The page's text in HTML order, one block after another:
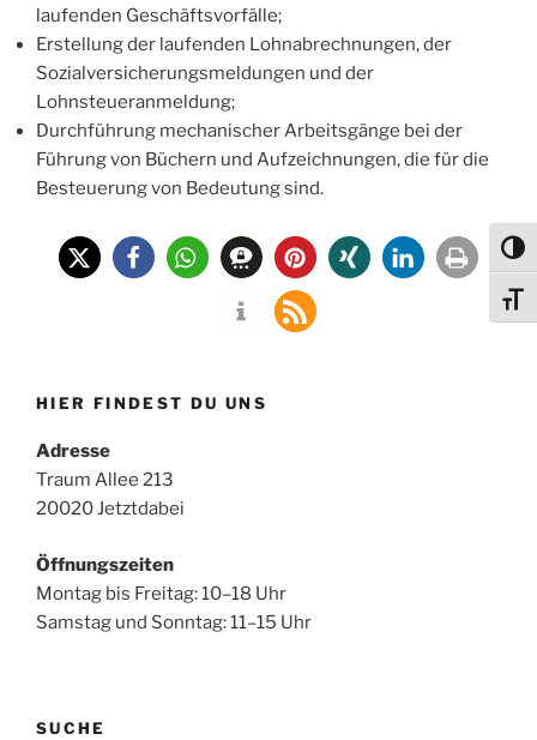
laufenden Geschäftsvorfälle;
Erstellung der laufenden Lohnabrechnungen, der
Sozialversicherungsmeldungen und der
Lohnsteueranmeldung;
Durchführung mechanischer Arbeitsgänge bei der
Führung von Büchern und Aufzeichnungen, die für die
Besteuerung von Bedeutung sind.
HIER FINDEST DU UNS
Adresse
Traum Allee 213
20020 Jetztdabei
Öffnungszeiten
Montag bis Freitag: 10–18 Uhr
Samstag und Sonntag: 11–15 Uhr
SUCHE